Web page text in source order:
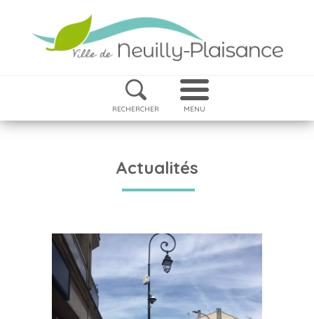
RECHERCHER MENU
Actualités